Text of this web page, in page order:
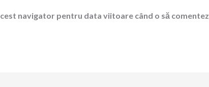
navigator pentru data viitoare când o să comentez.